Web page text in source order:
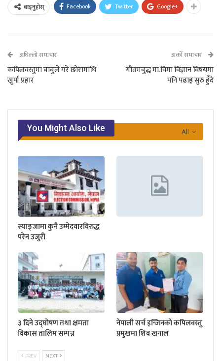
बाड्नुहोस् Facebook Twitter Google+
अघिल्लो समाचार
कपिलवस्तुमा बाबुले गरे छोरामाथि
खुर्पा प्रहार
अर्को समाचार
गौतमबुद्ध मा.विमा विज्ञान विषयमा
पनि पढाइ सुरु हुँदै
All
You Might Also Like
स्याङ्जामा कुनै उम्मेदवारविरुद्ध
परेन उजुरी
३ दिने उद्घोषण तथा क्षमता
विकास तालिम सम्पन्न
नेपाली सर्च इन्जिनको कपिलवस्तु
प्रमुखमा शिव खनाल
PREV NEXT